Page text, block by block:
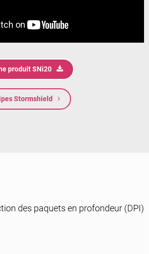
produit SNi20
Stormshield
des paquets en profondeur (DPI)